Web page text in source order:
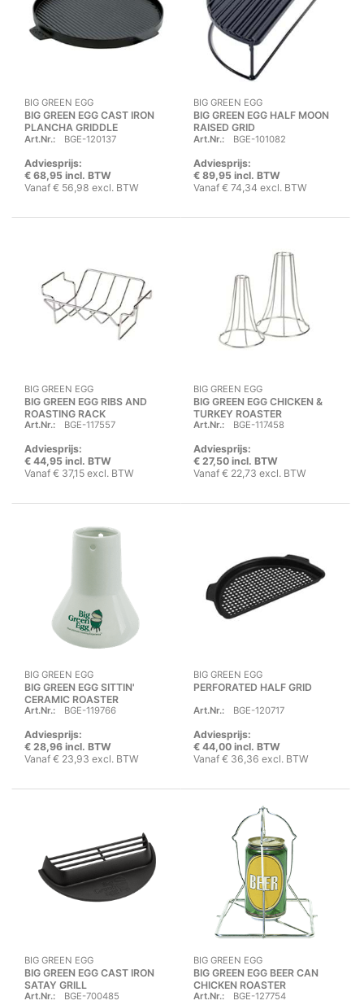
BIG GREEN EGG
BIG GREEN EGG CAST IRON
PLANCHA GRIDDLE
Art.Nr.: BGE-120137
Adviesprijs:
€ 68,95 incl. BTW
Vanaf € 56,98 excl. BTW
BIG GREEN EGG
BIG GREEN EGG HALF MOON
RAISED GRID
Art.Nr.: BGE-101082
Adviesprijs:
€ 89,95 incl. BTW
Vanaf € 74,34 excl. BTW
BIG GREEN EGG
BIG GREEN EGG RIBS AND
ROASTING RACK
Art.Nr.: BGE-117557
Adviesprijs:
€ 44,95 incl. BTW
Vanaf € 37,15 excl. BTW
BIG GREEN EGG
BIG GREEN EGG CHICKEN &
TURKEY ROASTER
Art.Nr.: BGE-117458
Adviesprijs:
€ 27,50 incl. BTW
Vanaf € 22,73 excl. BTW
BIG GREEN EGG
BIG GREEN EGG SITTIN'
CERAMIC ROASTER
Art.Nr.: BGE-119766
Adviesprijs:
€ 28,96 incl. BTW
Vanaf € 23,93 excl. BTW
BIG GREEN EGG
PERFORATED HALF GRID
Art.Nr.: BGE-120717
Adviesprijs:
€ 44,00 incl. BTW
Vanaf € 36,36 excl. BTW
BIG GREEN EGG
BIG GREEN EGG CAST IRON
SATAY GRILL
Art.Nr.: BGE-700485
BIG GREEN EGG
BIG GREEN EGG BEER CAN
CHICKEN ROASTER
Art.Nr.: BGE-127754